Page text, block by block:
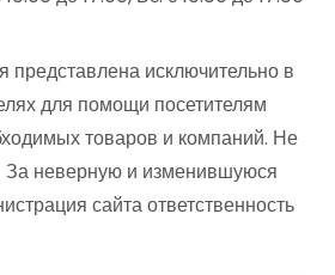
исключительно в
для помощи посетителям
товаров и компаний. Не
За неверную и изменившуюся
сайта ответственность